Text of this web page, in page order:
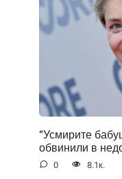
“Усмирите
обвинили в
0 8.1к.